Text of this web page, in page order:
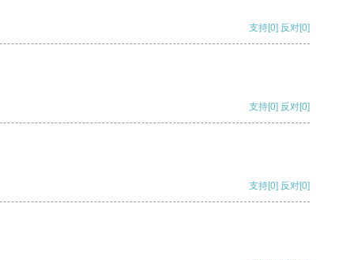
支持[0] 反对[0]
支持[0] 反对[0]
支持[0] 反对[0]